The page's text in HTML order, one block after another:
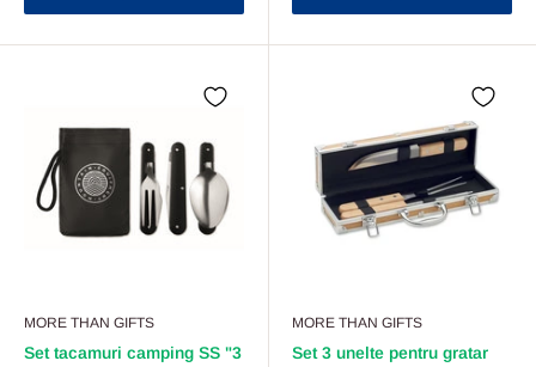
MORE THAN GIFTS
Set tacamuri camping SS "3
MORE THAN GIFTS
Set 3 unelte pentru gratar